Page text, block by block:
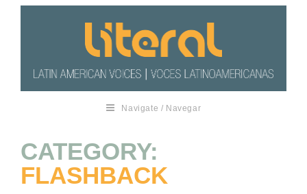
Navigate / Navegar
CATEGORY:
FLASHBACK